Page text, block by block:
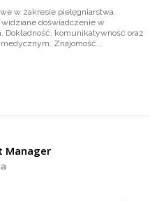
w zakresie pielęgniarstwa.
doświadczenie w
komunikatywność oraz
Znajomość...
Manager